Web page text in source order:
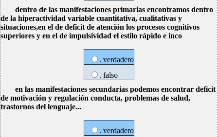
dentro de las manifestaciones primarias encontramos dentro
de la hiperactividad variable cuantitativa, cualitativas y
situaciones,en el de deficit de atención los procesos cognitivos
superiores y en el de impulsividad el estilo rápido e inco
. verdadero
. falso
en las manifestaciones secundarias podemos encontrar deficit
de motivación y regulación conducta, problemas de salud,
trastornos del lenguaje...
. verdadero